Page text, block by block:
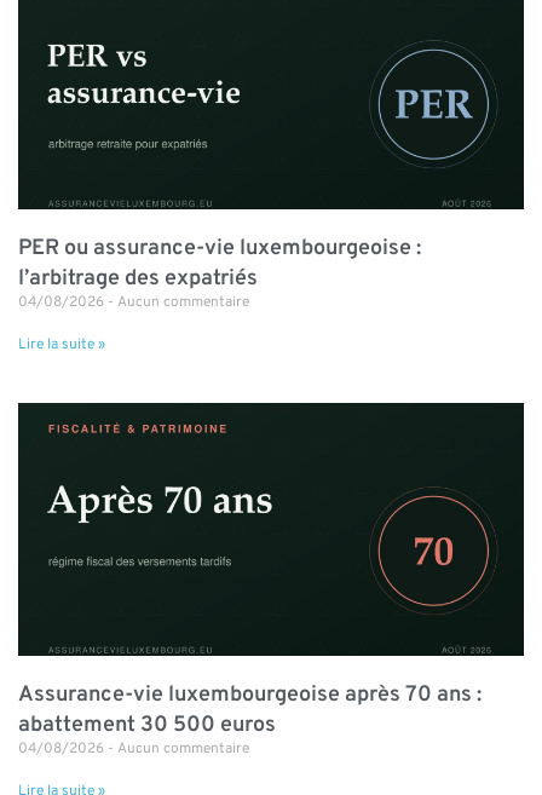
PER ou assurance-vie luxembourgeoise :
l’arbitrage des expatriés
04/08/2026 Aucun commentaire
Lire la suite »
Assurance-vie luxembourgeoise après 70 ans :
abattement 30 500 euros
04/08/2026 Aucun commentaire
Lire la suite »